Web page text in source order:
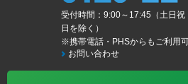
受付時間：9:00～17:45（土日祝
日を除く）
※携帯電話・PHSからもご利用
お問い合わせ